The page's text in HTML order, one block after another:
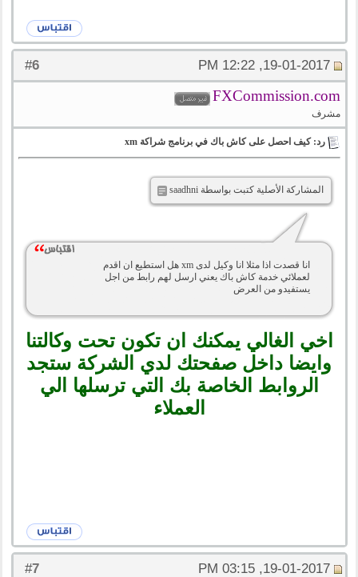
#
6 19-01-2017, 12:22 PM
FXCommission.com
مشرف
رد: كيف احصل على كاش باك في برنامج شراكة xm
المشاركة الأصلية كتبت بواسطة saadhni
انا قصدت اذا مثلا انا وكيل لدى xm هل استطيع ان اقدم
لعملائي خدمة كاش باك يعني ارسل لهم رابط من اجل
يستفيدو من العرض
اخي الغالي يمكنك ان تكون تحت وكالتنا
وايضا داخل صفحتك لدي الشركة ستجد
الروابط الخاصة بك التي ترسلها الي
العملاء
#
7 19-01-2017, 03:15 PM